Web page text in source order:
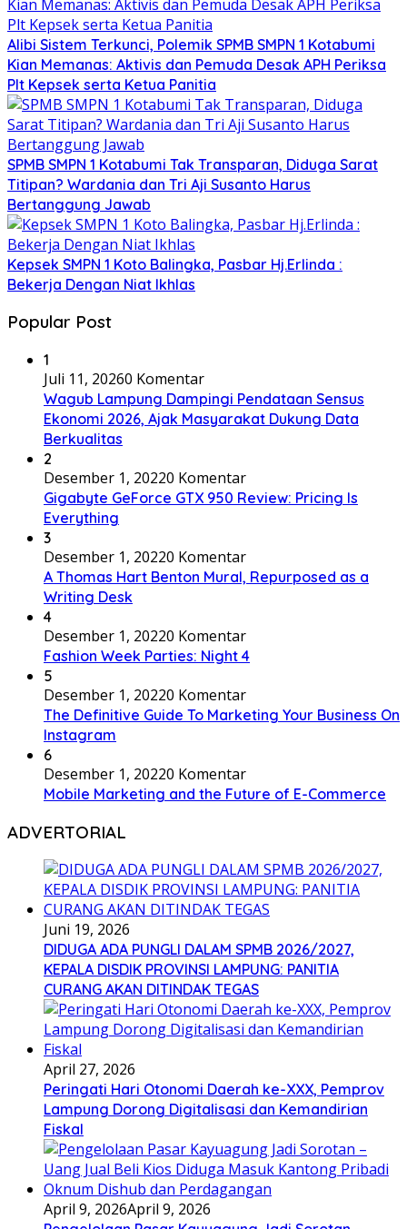
Alibi Sistem Terkunci, Polemik SPMB SMPN 1 Kotabumi
Kian Memanas: Aktivis dan Pemuda Desak APH Periksa
Plt Kepsek serta Ketua Panitia
SPMB SMPN 1 Kotabumi Tak Transparan, Diduga Sarat
Titipan? Wardania dan Tri Aji Susanto Harus
Bertanggung Jawab
Kepsek SMPN 1 Koto Balingka, Pasbar Hj.Erlinda :
Bekerja Dengan Niat Ikhlas
Popular Post
1
Juli 11, 20260 Komentar
Wagub Lampung Dampingi Pendataan Sensus
Ekonomi 2026, Ajak Masyarakat Dukung Data
Berkualitas
2
Desember 1, 20220 Komentar
Gigabyte GeForce GTX 950 Review: Pricing Is
Everything
3
Desember 1, 20220 Komentar
A Thomas Hart Benton Mural, Repurposed as a
Writing Desk
4
Desember 1, 20220 Komentar
Fashion Week Parties: Night 4
5
Desember 1, 20220 Komentar
The Definitive Guide To Marketing Your Business On
Instagram
6
Desember 1, 20220 Komentar
Mobile Marketing and the Future of E-Commerce
ADVERTORIAL
Juni 19, 2026
DIDUGA ADA PUNGLI DALAM SPMB 2026/2027,
KEPALA DISDIK PROVINSI LAMPUNG: PANITIA
CURANG AKAN DITINDAK TEGAS
April 27, 2026
Peringati Hari Otonomi Daerah ke-XXX, Pemprov
Lampung Dorong Digitalisasi dan Kemandirian
Fiskal
April 9, 2026April 9, 2026